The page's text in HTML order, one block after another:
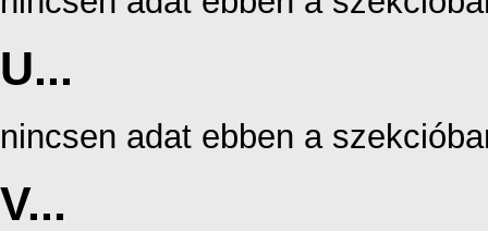
U...
nincsen adat ebben a
V...